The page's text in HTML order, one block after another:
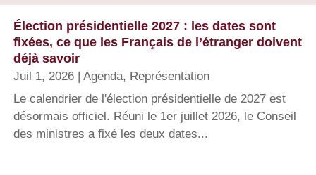
Élection présidentielle 2027 : les dates sont
fixées, ce que les Français de l’étranger doivent
déjà savoir
Juil 1, 2026 Agenda, Représentation
Le calendrier de l'élection présidentielle de 2027 est
désormais officiel. Réuni le 1er juillet 2026, le Conseil
des ministres a fixé les deux dates...